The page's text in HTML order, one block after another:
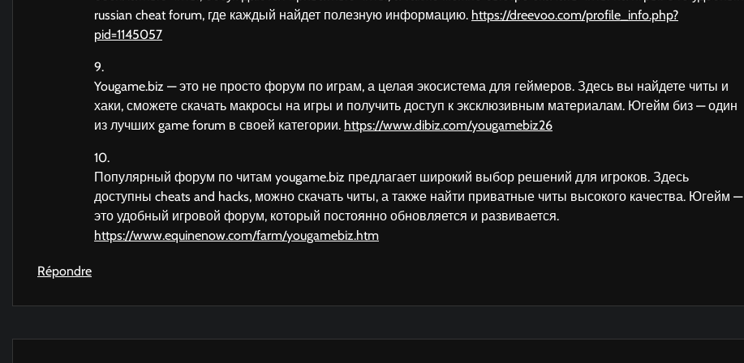
russian cheat forum, где каждый найдет полезную информацию. https://dreevoo.com/profile_info.php?
pid=1145057
9.
Yougame.biz — это не просто форум по играм, а целая экосистема для геймеров. Здесь вы найдете читы и
хаки, сможете скачать макросы на игры и получить доступ к эксклюзивным материалам. Югейм биз — один
из лучших game forum в своей категории. https://www.dibiz.com/yougamebiz26
10.
Популярный форум по читам yougame.biz предлагает широкий выбор решений для игроков. Здесь
доступны cheats and hacks, можно скачать читы, а также найти приватные читы высокого качества. Югейм —
это удобный игровой форум, который постоянно обновляется и развивается.
https://www.equinenow.com/farm/yougamebiz.htm
Répondre